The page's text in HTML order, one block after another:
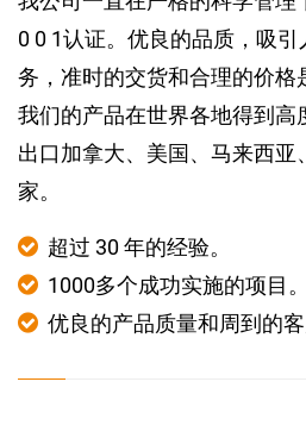
0 0 1认证。优良的品质，吸
务，准时的交货和合理的价格
我们的产品在世界各地得到高
出口加拿大、美国、马来西亚
家。
超过 30 年的经验。
1000多个成功实施的项目。
优良的产品质量和周到的客